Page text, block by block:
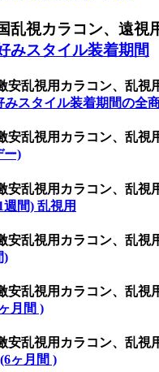
視カラコン、遠
みスタイル装着期間
乱視用カラコン、乱
みスタイル装着期間の全
乱視用カラコン、乱
ー)
乱視用カラコン、乱
週間) 乱視用
乱視用カラコン、乱
)
乱視用カラコン、乱
月間 )
乱視用カラコン、乱
ヶ月間 )